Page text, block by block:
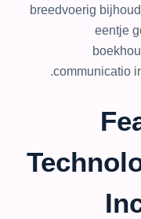
breedvoerig
eentje
communicatio